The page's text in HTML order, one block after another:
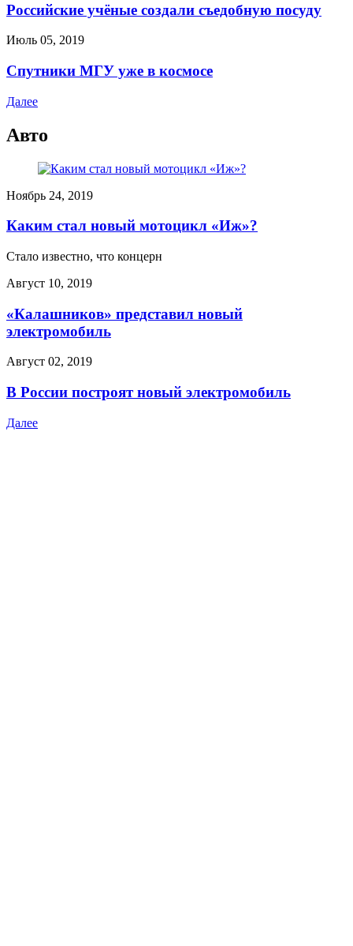
Российские учёные создали съедобную посуду
Июль 05, 2019
Спутники МГУ уже в космосе
Далее
Авто
Ноябрь 24, 2019
Каким стал новый мотоцикл «Иж»?
Стало известно, что концерн
Август 10, 2019
«Калашников» представил новый
электромобиль
Август 02, 2019
В России построят новый электромобиль
Далее